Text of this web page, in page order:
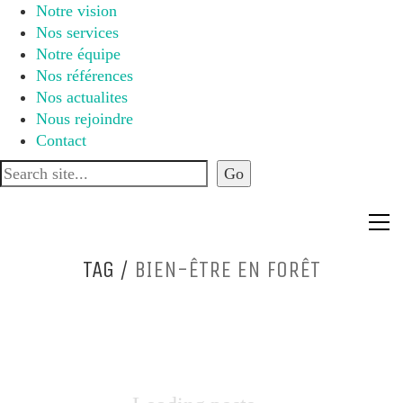
Notre vision
Nos services
Notre équipe
Nos références
Nos actualites
Nous rejoindre
Contact
TAG / BIEN-ÊTRE EN FORÊT